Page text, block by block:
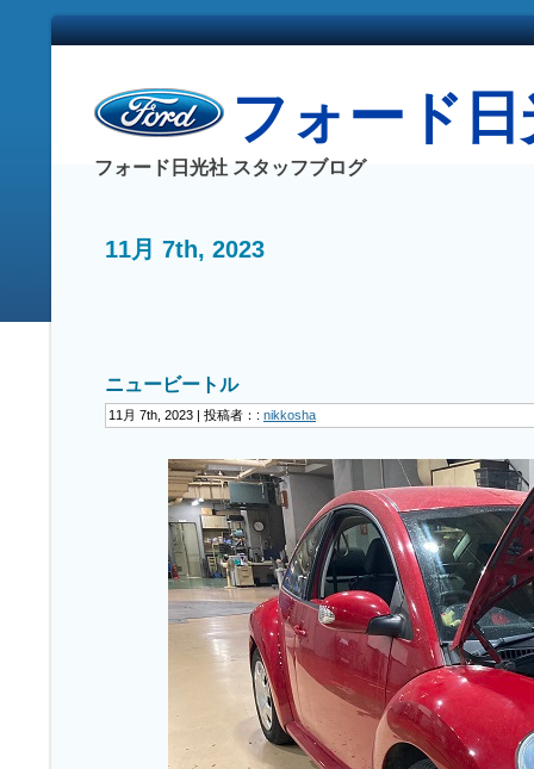
フォード
フォード日光社 スタッフブログ
11月 7th, 2023
ニュービートル
11月 7th, 2023 | 投稿者：: nikkosha